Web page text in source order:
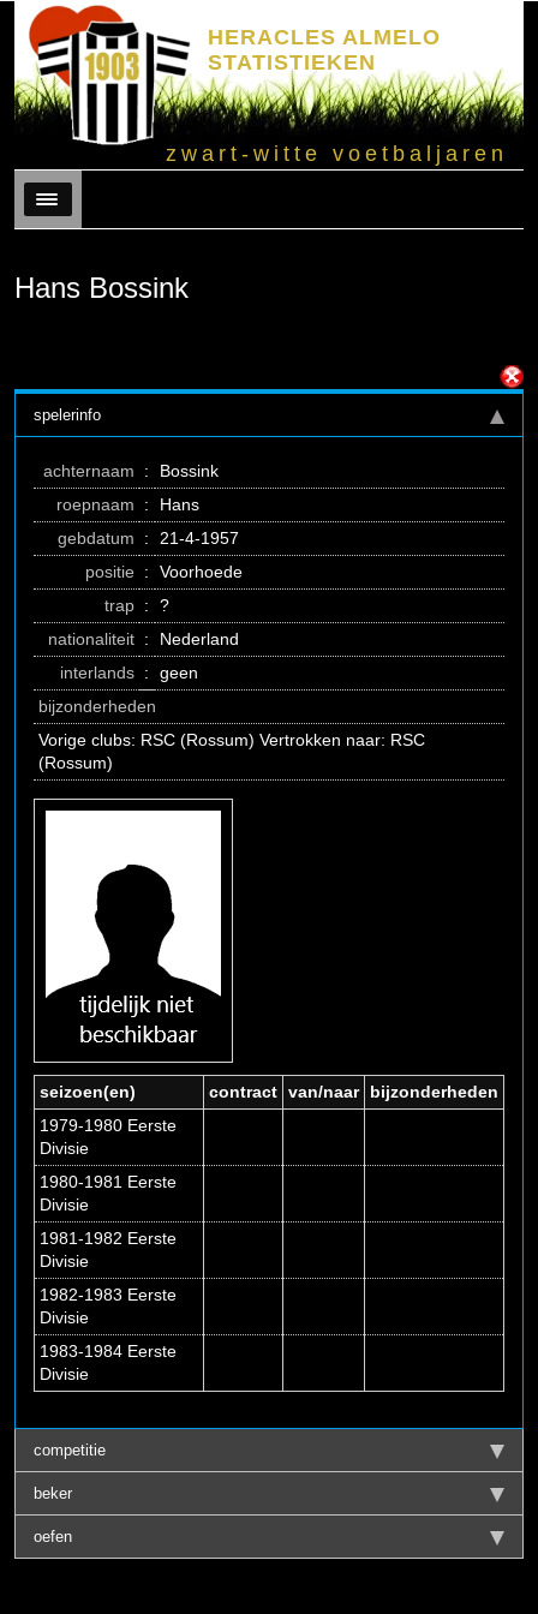
HERACLES ALMELO
STATISTIEKEN
zwart-witte voetbaljaren
Menu
Hans Bossink
spelerinfo
achternaam :
Bossink
roepnaam
:
Hans
gebdatum
:
21-4-1957
positie :
Voorhoede
trap :
?
nationaliteit :
Nederland
interlands :
geen
bijzonderheden
Vorige clubs: RSC (Rossum) Vertrokken naar: RSC
(Rossum)
seizoen(en) contract van/naar
bijzonderheden
1979-1980 Eerste
Divisie
1980-1981 Eerste
Divisie
1981-1982 Eerste
Divisie
1982-1983 Eerste
Divisie
1983-1984 Eerste
Divisie
competitie
beker
oefen